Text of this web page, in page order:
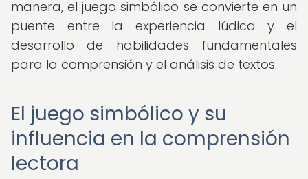
manera, el juego simbólico se convierte en un
puente entre la experiencia lúdica y el
desarrollo de habilidades fundamentales
para la comprensión y el análisis de textos.
El juego simbólico y su
influencia en la comprensión
lectora